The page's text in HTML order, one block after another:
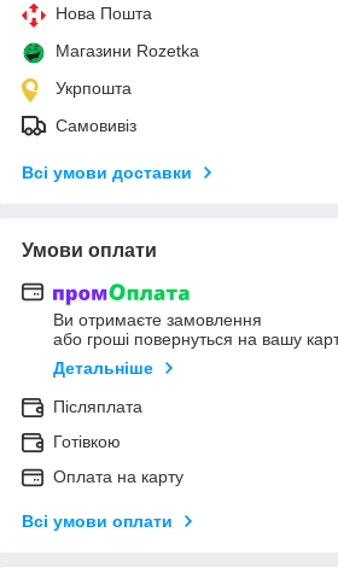
Нова Пошта
Магазини Rozetka
Укрпошта
Самовивіз
Всі умови доставки
Умови оплати
Ви отримаєте замовлення
або гроші повернуться на вашу
Детальніше
Післяплата
Готівкою
Оплата на карту
Всі умови оплати